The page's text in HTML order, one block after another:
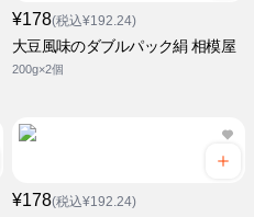
¥178(税込¥192.24)
大豆風味のダブルパック絹 相模屋
200g×2個
¥178(税込¥192.24)